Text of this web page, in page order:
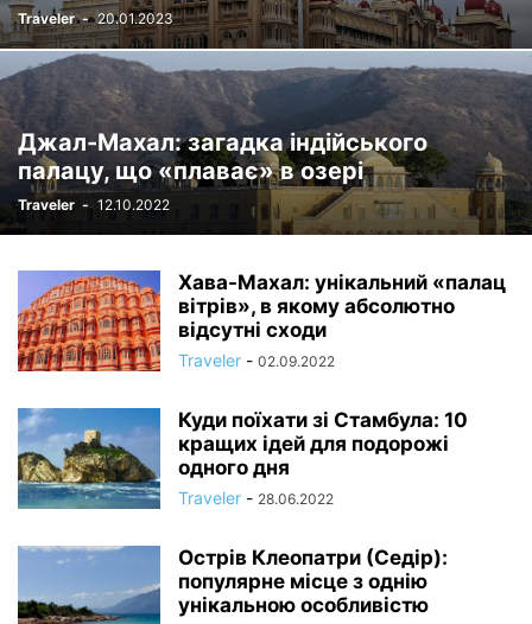
Traveler - 20.01.2023
Джал-Махал: загадка індійського
палацу, що «плаває» в озері
Traveler - 12.10.2022
Хава-Махал: унікальний «палац
вітрів», в якому абсолютно
відсутні сходи
Traveler - 02.09.2022
Куди поїхати зі Стамбула: 10
кращих ідей для подорожі
одного дня
Traveler - 28.06.2022
Острів Клеопатри (Седір):
популярне місце з однію
унікальною особливістю